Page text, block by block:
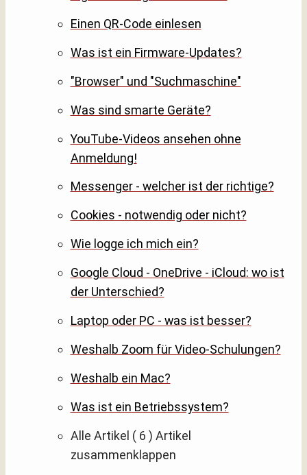
Einen QR-Code einlesen
Was ist ein Firmware-Updates?
"Browser" und "Suchmaschine"
Was sind smarte Geräte?
YouTube-Videos ansehen ohne
Anmeldung!
Messenger - welcher ist der richtige?
Cookies - notwendig oder nicht?
Wie logge ich mich ein?
Google Cloud - OneDrive - iCloud: wo ist
der Unterschied?
Laptop oder PC - was ist besser?
Weshalb Zoom für Video-Schulungen?
Weshalb ein Mac?
Was ist ein Betriebssystem?
Alle Artikel ( 6 ) Artikel
zusammenklappen